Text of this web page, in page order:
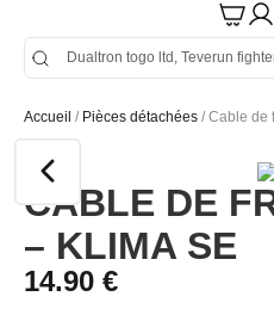
Accueil / Pièces détachées / Cable de
CABLE DE
– KLIMA SE
14.90 €